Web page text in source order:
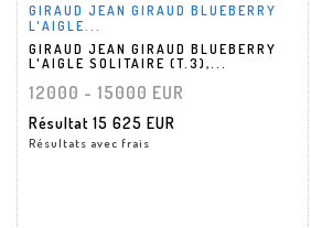
GIRAUD JEAN GIRAUD BLUEBERRY
L'AIGLE...
GIRAUD JEAN GIRAUD BLUEBERRY
L'AIGLE SOLITAIRE (T.3),...
12000 - 15000 EUR
Résultat 15 625 EUR
Résultats avec frais